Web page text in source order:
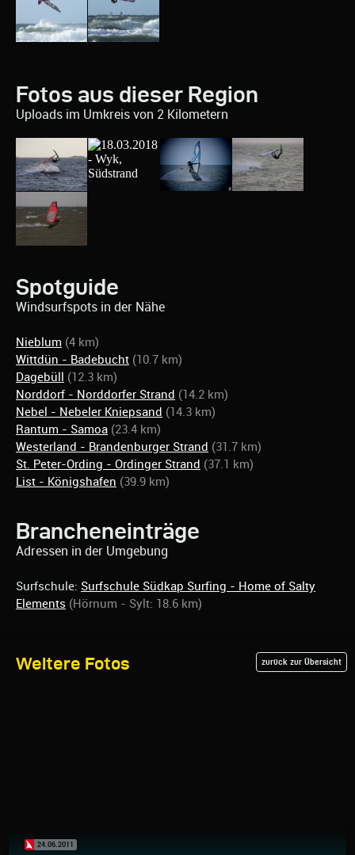
Fotos aus dieser Region
Uploads im Umkreis von 2 Kilometern
Spotguide
Windsurfspots in der Nähe
Nieblum (4 km)
Wittdün - Badebucht (10.7 km)
Dagebüll (12.3 km)
Norddorf - Norddorfer Strand (14.2 km)
Nebel - Nebeler Kniepsand (14.3 km)
Rantum - Samoa (23.4 km)
Westerland - Brandenburger Strand (31.7 km)
St. Peter-Ording - Ordinger Strand (37.1 km)
List - Königshafen (39.9 km)
Brancheneinträge
Adressen in der Umgebung
Surfschule: Surfschule Südkap Surfing - Home of Salty
Elements (Hörnum - Sylt: 18.6 km)
Weitere Fotos zurück zur Übersicht
24.06.2011